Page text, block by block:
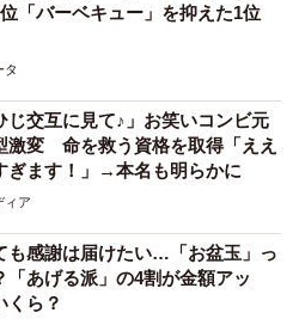
位「バーベキュー」を抑えた1位
タ
じ交互に見て♪」お笑いコンビ元
激変 命を救う資格を取得「ええ
ぎます！」→本名も明らかに
ィア
も感謝は届けたい…「お盆玉」っ
「あげる派」の4割が金額アッ
くら？